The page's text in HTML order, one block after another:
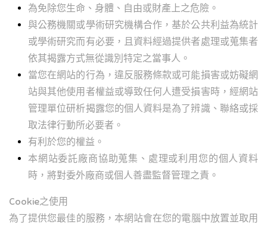
為免除您生命、身體、自由或財產上之危險。
與公務機關或學術研究機構合作，基於公共利益為統計
或學術研究而有必要，且資料經過提供者處理或蒐集者
依其揭露方式無從識別特定之當事人。
當您在網站的行為，違反服務條款或可能損害或妨礙網
站與其他使用者權益或導致任何人遭受損害時，經網站
管理單位研析揭露您的個人資料是為了辨識、聯絡或採
取法律行動所必要者。
有利於您的權益。
本網站委託廠商協助蒐集、處理或利用您的個人資料
時，將對委外廠商或個人善盡監督管理之責。
Cookie之使用
為了提供您最佳的服務，本網站會在您的電腦中放置並取用